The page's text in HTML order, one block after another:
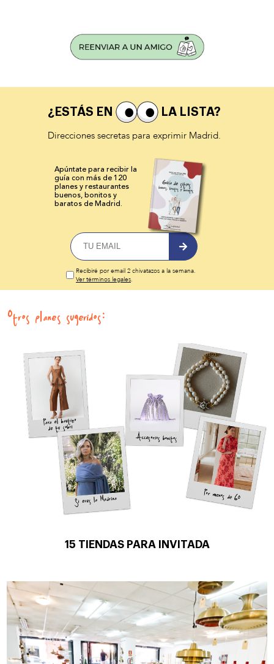
¿ESTÁS EN
LA LISTA?
Direcciones secretas para exprimir Madrid.
Apúntate para recibir la
guía con más de 120
planes y restaurantes
buenos, bonitos y
baratos de Madrid.
Recibiré por email 2 chivatazos a la semana.
Ver términos legales.
Otros planes sugeridos:
15 TIENDAS PARA INVITADA